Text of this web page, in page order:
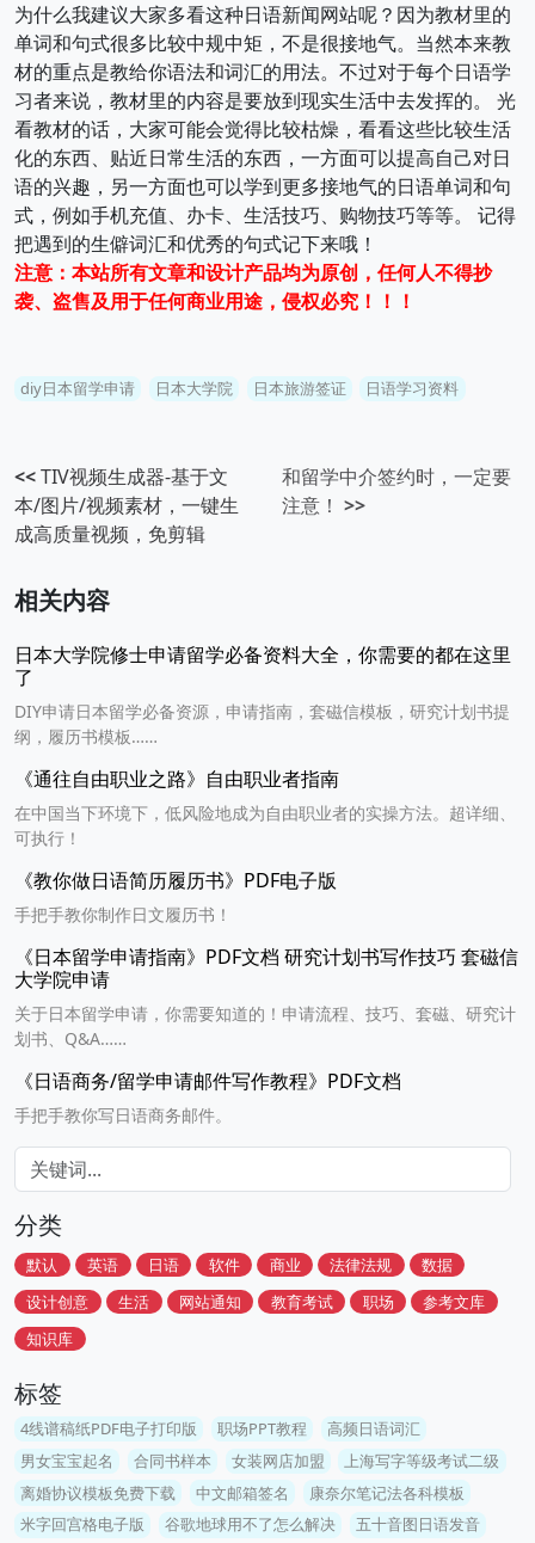
为什么我建议大家多看这种日语新闻网站呢？因为教材里的
单词和句式很多比较中规中矩，不是很接地气。当然本来教
材的重点是教给你语法和词汇的用法。不过对于每个日语学
习者来说，教材里的内容是要放到现实生活中去发挥的。 光
看教材的话，大家可能会觉得比较枯燥，看看这些比较生活
化的东西、贴近日常生活的东西，一方面可以提高自己对日
语的兴趣，另一方面也可以学到更多接地气的日语单词和句
式，例如手机充值、办卡、生活技巧、购物技巧等等。 记得
把遇到的生僻词汇和优秀的句式记下来哦！
注意：本站所有文章和设计产品均为原创，任何人不得抄
袭、盗售及用于任何商业用途，侵权必究！！！
diy日本留学申请 日本大学院 日本旅游签证 日语学习资料
<<TIV视频生成器-基于文
本/图片/视频素材，一键生
成高质量视频，免剪辑
和留学中介签约时，一定要
注意！ >>
相关内容
日本大学院修士申请留学必备资料大全，你需要的都在这里
了
DIY申请日本留学必备资源，申请指南，套磁信模板，研究计划书提
纲，履历书模板……
《通往自由职业之路》自由职业者指南
在中国当下环境下，低风险地成为自由职业者的实操方法。超详细、
可执行！
《教你做日语简历履历书》PDF电子版
手把手教你制作日文履历书！
《日本留学申请指南》PDF文档 研究计划书写作技巧 套磁信
大学院申请
关于日本留学申请，你需要知道的！申请流程、技巧、套磁、研究计
划书、Q&A……
《日语商务/留学申请邮件写作教程》PDF文档
手把手教你写日语商务邮件。
分类
默认 英语 日语 软件 商业 法律法规
数据
设计创意
生活 网站通知 教育考试 职场
参考文库
知识库
标签
4线谱稿纸PDF电子打印版 职场PPT教程
高频日语词汇
男女宝宝起名
合同书样本 女装网店加盟
上海写字等级考试二级
离婚协议模板免费下载
中文邮箱签名
康奈尔笔记法各科模板
米字回宫格电子版
谷歌地球用不了怎么解决 五十音图日语发音